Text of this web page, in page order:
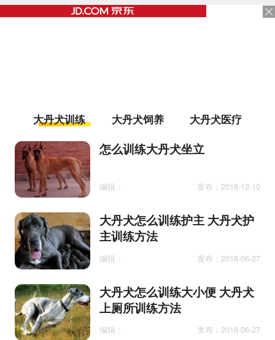
大丹犬训练 大丹犬饲养 大丹犬医疗
怎么训练大丹犬坐立
编辑： 发布：2018-12-10
大丹犬怎么训练护主 大丹犬护
主训练方法
编辑： 发布：2018-06-27
大丹犬怎么训练大小便 大丹犬
上厕所训练方法
编辑： 发布：2018-06-27